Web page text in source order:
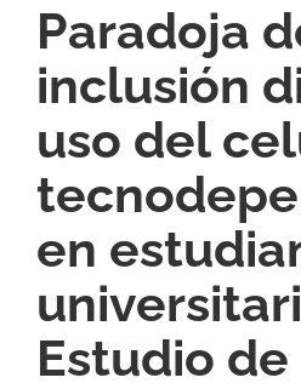
Paradoja
inclusión
uso del
en
Estudio de